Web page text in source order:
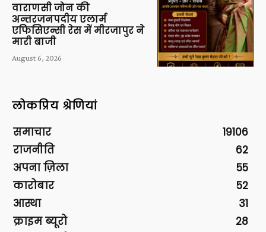
वाराणसी जोन की
अन्तरजनपदीय एलार्म
एफिसिएन्सी रेस में मीरजापुर ने
मारी बाजी
August 6, 2026
लोकप्रिय श्रेणियां
समाचार
19106
राजनीति
62
अपना ज़िला
55
कारोबार
52
आस्था
31
क्राइम ब्यूरो
28